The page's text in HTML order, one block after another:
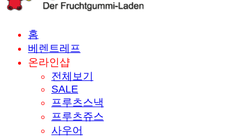
홈
베렌트레프
온라인샵
전체보기
SALE
프루츠스낵
프루츠쥬스
사우어